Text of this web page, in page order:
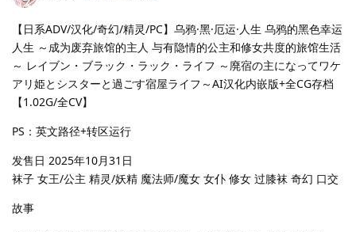
【日系ADV/汉化/奇幻/精灵/PC】乌鸦·黑·厄运·人生 乌鸦的黑色幸运
人生 ～成为废弃旅馆的主人 与有隐情的公主和修女共度的旅馆生活
～ レイブン・ブラック・ラック・ライフ ～廃宿の主になってワケ
アリ姫とシスターと過ごす宿屋ライフ～AI汉化内嵌版+全CG存档
【1.02G/全CV】
PS：英文路径+转区运行
发售日 2025年10月31日
袜子 女王/公主 精灵/妖精 魔法师/魔女 女仆 修女 过膝袜 奇幻 口交
故事